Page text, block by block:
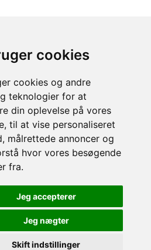
cookies
cookies og andre
teknologier for at
din oplevelse på vores
til at vise personaliseret
målrettede annoncer og
hvor vores besøgende
fra.
Jeg accepterer
Jeg nægter
Skift indstillinger
& grønt | Blokken 15 | DK-
35 24 12|